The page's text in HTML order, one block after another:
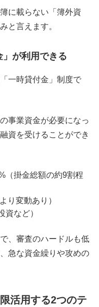
に載らない「簿外資
と言えます。
が利用できる
一時貸付金」制度で
事業資金が必要になっ
資を受けることができ
（掛金総額の約9割程
り変動あり）
資など）
、審査のハードルも低
急な資金繰りや攻めの
活用する2つのテ